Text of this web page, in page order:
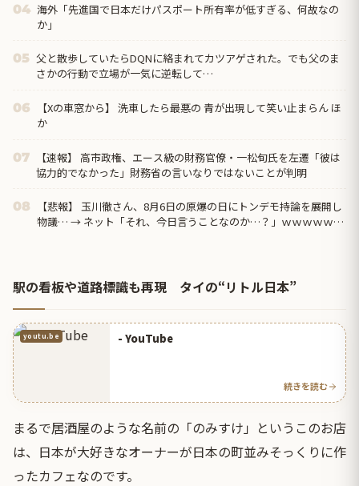
04 海外「先進国で日本だけパスポート所有率が低すぎる、何故なの
か」
05 父と散歩していたらDQNに絡まれてカツアゲされた。でも父のま
さかの行動で立場が一気に逆転して…
06
【Xの車窓から】 洗車したら最悪の 青が出現して笑い止まらん ほ
か
07
【速報】 高市政権、エース級の財務官僚・一松旬氏を左遷「彼は
協力的でなかった」財務省の言いなりではないことが判明
08
【悲報】 玉川徹さん、8月6日の原爆の日にトンデモ持論を展開し
物議… → ネット「それ、今日言うことなのか…？」ｗｗｗｗｗｗ
駅の看板や道路標識も再現 タイの“リトル日本”
youtu.be - YouTube
続きを読む
まるで居酒屋のような名前の「のみすけ」というこのお店
は、日本が大好きなオーナーが日本の町並みそっくりに作
ったカフェなのです。